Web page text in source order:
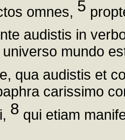
omnes, 5
audistis in
mundo
qua audistis et
carissimo
8 qui etiam